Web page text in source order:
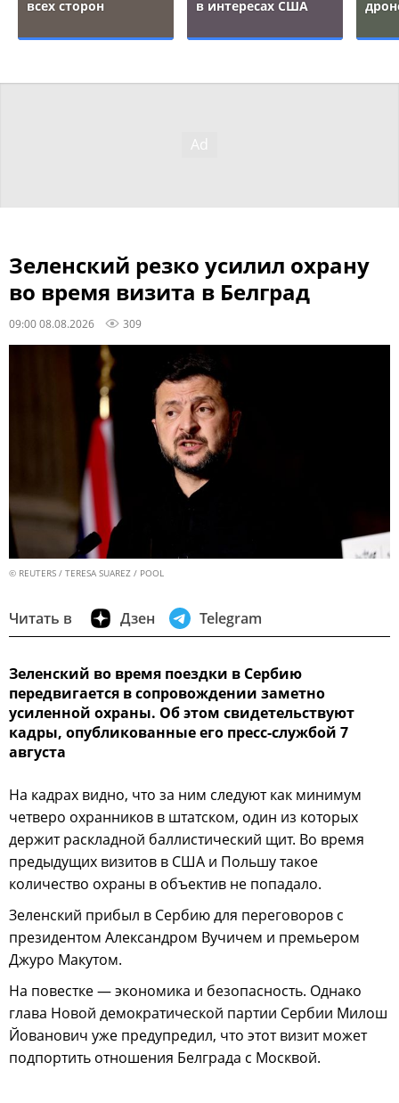
всех сторон в интересах США
Зеленский резко усилил охрану
во время визита в Белград
09:00 08.08.2026 309
© REUTERS / TERESA SUAREZ / POOL
Читать в Дзен Telegram
Зеленский во время поездки в Сербию
передвигается в сопровождении заметно
усиленной охраны. Об этом свидетельствуют
кадры, опубликованные его пресс-службой 7
августа
На кадрах видно, что за ним следуют как минимум
четверо охранников в штатском, один из которых
держит раскладной баллистический щит. Во время
предыдущих визитов в США и Польшу такое
количество охраны в объектив не попадало.
Зеленский прибыл в Сербию для переговоров с
президентом Александром Вучичем и премьером
Джуро Макутом.
На повестке — экономика и безопасность. Однако
глава Новой демократической партии Сербии Милош
Йованович уже предупредил, что этот визит может
подпортить отношения Белграда с Москвой.